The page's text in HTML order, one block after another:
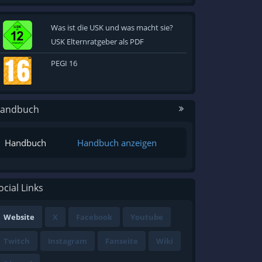
Was ist die USK und was macht sie?
USK Elternratgeber als PDF
PEGI 16
Handbuch Handbuch anzeigen
Links
Website X Facebook Youtube
Twitch Instagram Fanseite Wiki